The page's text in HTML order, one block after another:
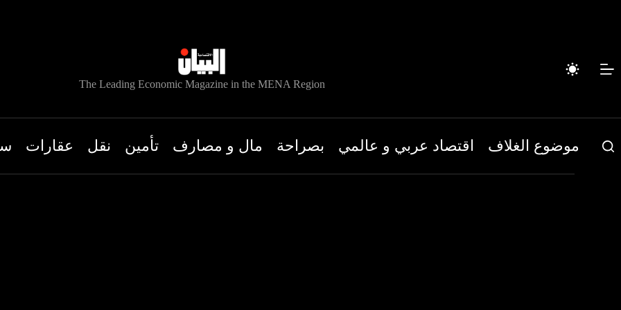
The Leading Economic Magazine in the MENA Region
موضوع الغلاف اقتصاد عربي و عالمي بصراحة مال و مصارف تأمين نقل عقارات